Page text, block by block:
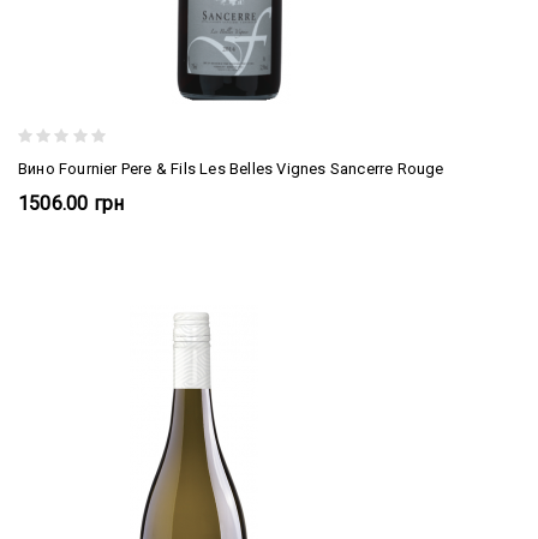
Вино Fournier Pere & Fils Les Belles Vignes Sancerre Rouge
1506.00 грн